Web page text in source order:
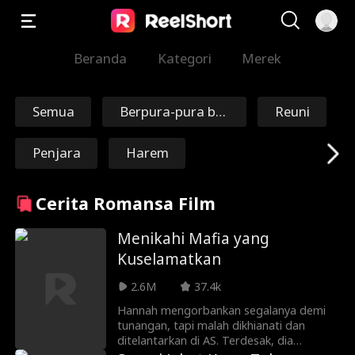
Beranda Kategori Merek
Semua
Berpura-pura bo
doh
Reuni
Penjara Harem
Perjalanan Wakt
u
Penebusan
Marsekal/Jender
al
Mafia
Musuh Bagi Keka
Reinkarnasi
Cerita Romansa Film
Menikahi Mafia yang
Kuselamatkan
2.6M
37.4k
Hannah mengorbankan segalanya demi
tunangan, tapi malah dikhianati dan
ditelantarkan di AS. Terdesak, dia